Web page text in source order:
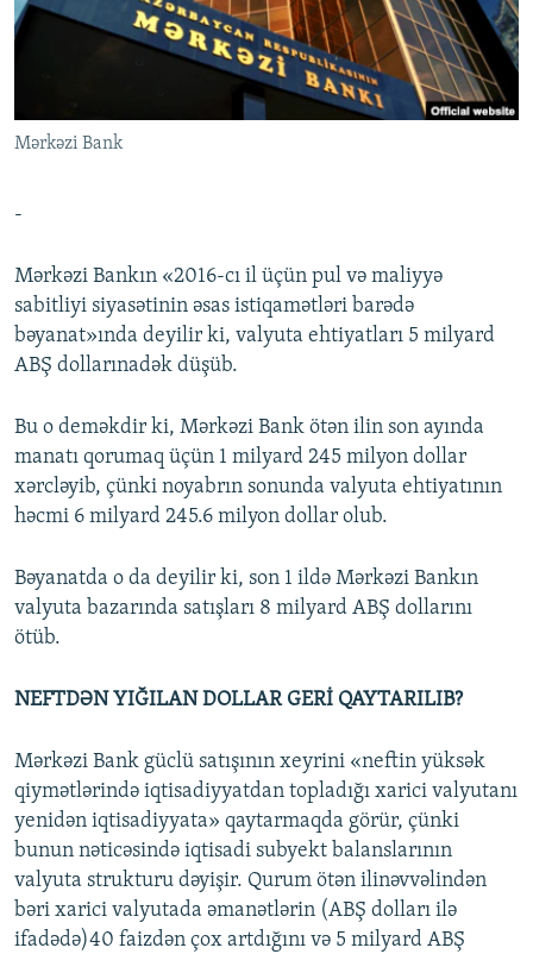
İNFOQRAFIKA
AZƏRBAYCAN ƏDƏBIYYATI KITABXANASI
İSLAM VƏ DEMOKRATIYA
MISSIYAMIZ
PEŞƏ ETIKASI VƏ JURNALISTIKA STANDARTLARIMIZ
AZADLIQRADIOSU MOBIL TELEFONUNUZDA
RFE/RL-in bütün saytları
Mərkəzi Bank
-
Mərkəzi Bankın «2016-cı il üçün pul və maliyyə
sabitliyi siyasətinin əsas istiqamətləri barədə
bəyanat»ında deyilir ki, valyuta ehtiyatları 5 milyard
ABŞ dollarınadək düşüb.
Bu o deməkdir ki, Mərkəzi Bank ötən ilin son ayında
manatı qorumaq üçün 1 milyard 245 milyon dollar
xərcləyib, çünki noyabrın sonunda valyuta ehtiyatının
həcmi 6 milyard 245.6 milyon dollar olub.
Bəyanatda o da deyilir ki, son 1 ildə Mərkəzi Bankın
valyuta bazarında satışları 8 milyard ABŞ dollarını
ötüb.
NEFTDƏN YIĞILAN DOLLAR GERİ QAYTARILIB?
Mərkəzi Bank güclü satışının xeyrini «neftin yüksək
qiymətlərində iqtisadiyyatdan topladığı xarici valyutanı
yenidən iqtisadiyyata» qaytarmaqda görür, çünki
bunun nəticəsində iqtisadi subyekt balanslarının
valyuta strukturu dəyişir. Qurum ötən ilinəvvəlindən
bəri xarici valyutada əmanətlərin (ABŞ dolları ilə
ifadədə)40 faizdən çox artdığını və 5 milyard ABŞ